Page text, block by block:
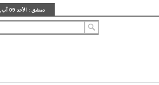
دمشق : الأحد 09 آب, 2026 - 1:13:21 AM